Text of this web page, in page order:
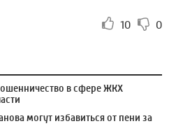
10 0
в сфере ЖКХ
могут избавиться от пени за